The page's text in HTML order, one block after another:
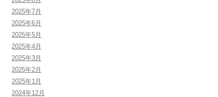
2025年7月
2025年6月
2025年5月
2025年4月
2025年3月
2025年2月
2025年1月
2024年12月